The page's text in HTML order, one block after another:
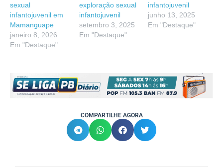
sexual
infantojuvenil em
Mamanguape
janeiro 8, 2026
Em "Destaque"
exploração sexual
infantojuvenil
setembro 3, 2025
Em "Destaque"
infantojuvenil
junho 13, 2025
Em "Destaque"
COMPARTILHE AGORA